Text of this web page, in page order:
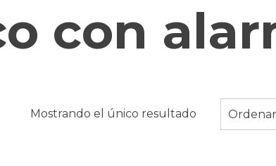
con
Mostrando el único resultado